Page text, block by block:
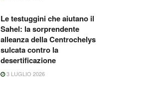
Le testuggini che aiutano il
Sahel: la sorprendente
alleanza della Centrochelys
sulcata contro la
desertificazione
3 LUGLIO 2026